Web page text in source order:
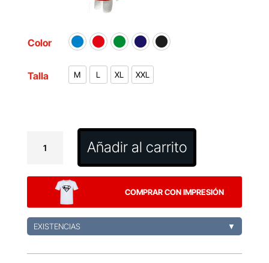
Color
Talla M L XL XXL
Garu
Añadir al carrito
COMPRAR CON IMPRESIÓN
EXISTENCIAS ▼